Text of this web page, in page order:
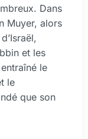
Dans
Muyer, alors
et les
le
le
que son